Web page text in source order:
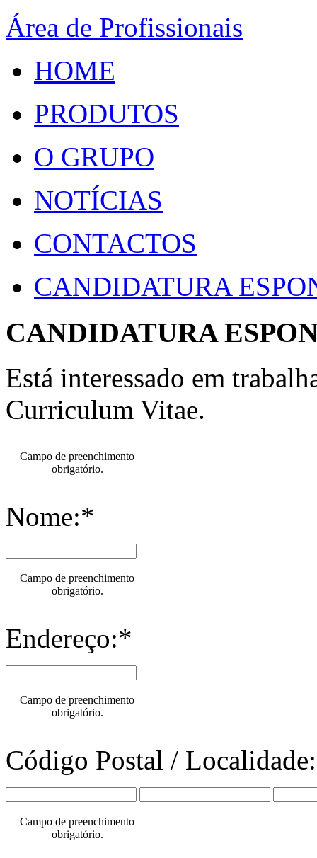
Área de Profissionais
HOME
PRODUTOS
O GRUPO
NOTÍCIAS
CONTACTOS
CANDIDATURA
CANDIDATURA
Está interessado em
Curriculum Vitae.
Campo de preenchimento
obrigatório.
Nome:*
Campo de preenchimento
obrigatório.
Endereço:*
Campo de preenchimento
obrigatório.
Código Postal /
Campo de preenchimento
obrigatório.